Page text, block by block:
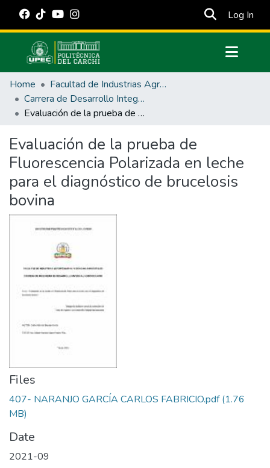
Log In
Communities & Collections
All of DSpace
Statistics
Estadísticas Externas
Manuales
Home
Facultad de Industrias Agropecuarias y Ciencias Ambientales
Carrera de Desarrollo Integral Agropecuario
Evaluación de la prueba de Fluorescencia Polarizada en leche para el diagnóstico de brucelosis bovina
Evaluación de la prueba de
Fluorescencia Polarizada en leche
para el diagnóstico de brucelosis
bovina
Files
407- NARANJO GARCÍA CARLOS FABRICIO.pdf(1.76
MB)
Date
2021-09